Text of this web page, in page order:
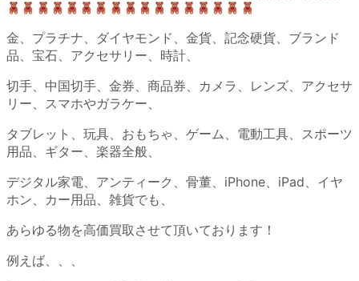
金、プラチナ、ダイヤモンド、金貨、記念硬貨、ブランド
品、宝石、アクセサリー、時計、
切手、中国切手、金券、商品券、カメラ、レンズ、アクセサ
リー、スマホやガラケー、
タブレット、玩具、おもちゃ、ゲーム、電動工具、スポーツ
用品、ギター、楽器全般、
デジタル家電、アンティーク、骨董、iPhone、iPad、イヤ
ホン、カー用品、雑貨でも、
あらゆる物を高価買取させて頂いております！
例えば、、、